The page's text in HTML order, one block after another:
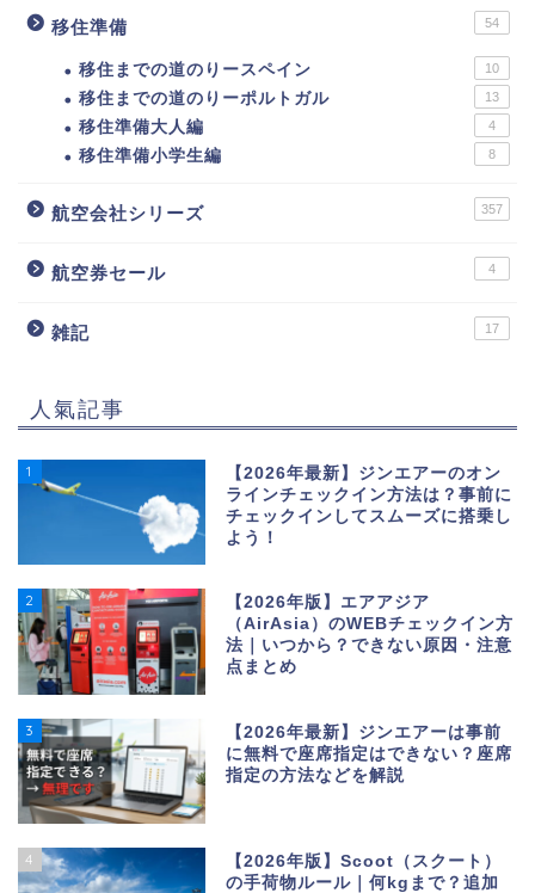
移住準備 54
移住までの道のりースペイン 10
移住までの道のりーポルトガル 13
移住準備大人編 4
移住準備小学生編 8
航空会社シリーズ 357
航空券セール 4
雑記 17
人氣記事
1
【2026年最新】ジンエアーのオン
ラインチェックイン方法は？事前に
チェックインしてスムーズに搭乗し
よう！
2
【2026年版】エアアジア
（AirAsia）のWEBチェックイン方
法｜いつから？できない原因・注意
点まとめ
3
【2026年最新】ジンエアーは事前
に無料で座席指定はできない？座席
指定の方法などを解説
4
【2026年版】Scoot（スクート）
の手荷物ルール｜何kgまで？追加